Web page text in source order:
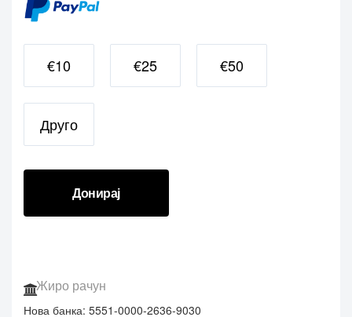
Донирај
Жиро рачун
Нова банка: 5551-0000-2636-9030